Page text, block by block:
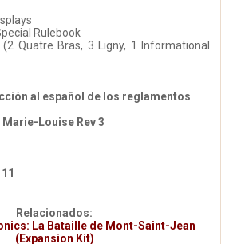
Rulebook
Quatre Bras, 3 Ligny, 1 Informational
al español de los reglamentos
Marie-Louise Rev 3
Relacionados:
La Bataille de Mont-Saint-Jean
(Expansion Kit)